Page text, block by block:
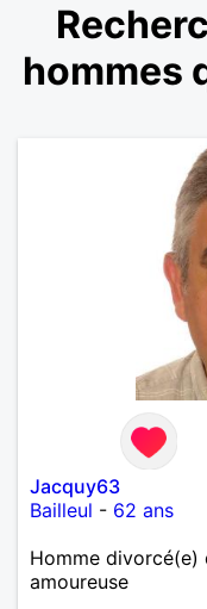
hommes
Jacquy63
Bailleul - 62 ans
Homme divorcé(e)
amoureuse